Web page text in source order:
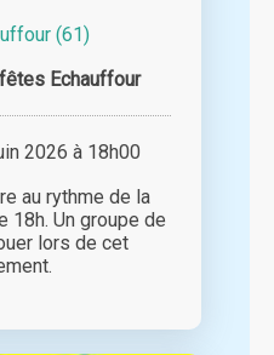
(61)
Echauffour
2026 à 18h00
au rythme de la
18h. Un groupe de
lors de cet